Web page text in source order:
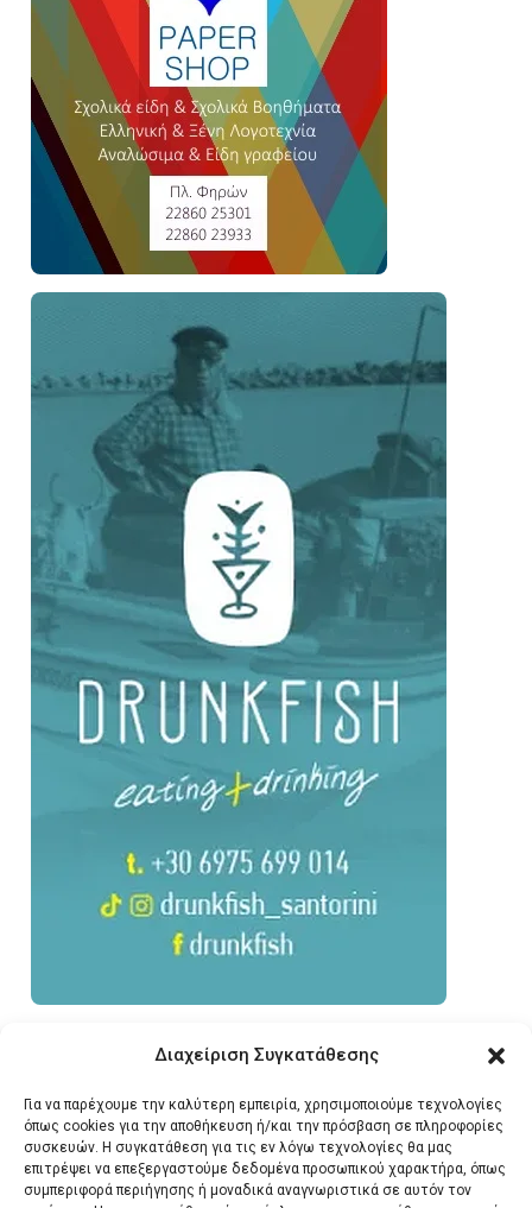
Διαχείριση Συγκατάθεσης
Για να παρέχουμε την καλύτερη εμπειρία, χρησιμοποιούμε τεχνολογίες
όπως cookies για την αποθήκευση ή/και την πρόσβαση σε πληροφορίες
συσκευών. Η συγκατάθεση για τις εν λόγω τεχνολογίες θα μας
επιτρέψει να επεξεργαστούμε δεδομένα προσωπικού χαρακτήρα, όπως
συμπεριφορά περιήγησης ή μοναδικά αναγνωριστικά σε αυτόν τον